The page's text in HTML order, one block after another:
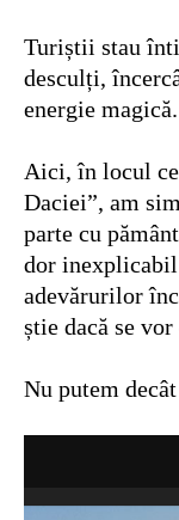
Turiștii stau
desculți,
energie magică.
Aici, în locul
Daciei”, am
parte cu
dor inexplicabil
adevărurilor
știe dacă se
Nu putem